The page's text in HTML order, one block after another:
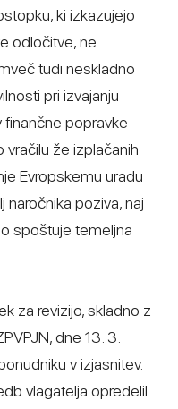
ki izkazujejo
odločitve, ne
tudi neskladno
pri izvajanju
finančne popravke
vračilu že izplačanih
Evropskemu uradu
naročnika poziva, naj
spoštuje temeljna
za revizijo, skladno z
dne 13. 3.
v izjasnitev.
vlagatelja opredelil